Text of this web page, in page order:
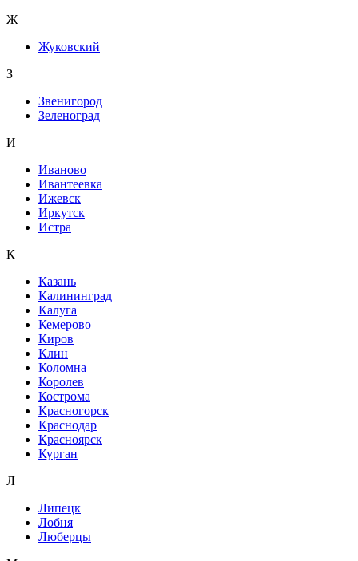
Ж
Жуковский
З
Звенигород
Зеленоград
И
Иваново
Ивантеевка
Ижевск
Иркутск
Истра
К
Казань
Калининград
Калуга
Кемерово
Киров
Клин
Коломна
Королев
Кострома
Красногорск
Краснодар
Красноярск
Курган
Л
Липецк
Лобня
Люберцы